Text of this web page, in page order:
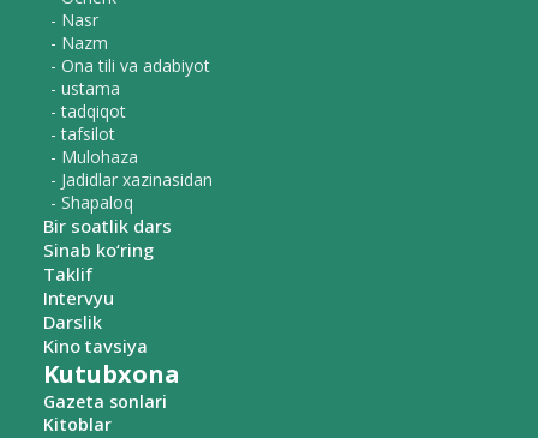
- Nasr
- Nazm
- Ona tili va adabiyot
- ustama
- tadqiqot
- tafsilot
- Mulohaza
- Jadidlar xazinasidan
- Shapaloq
Bir soatlik dars
Sinab ko‘ring
Taklif
Intervyu
Darslik
Kino tavsiya
Kutubxona
Gazeta sonlari
Kitoblar